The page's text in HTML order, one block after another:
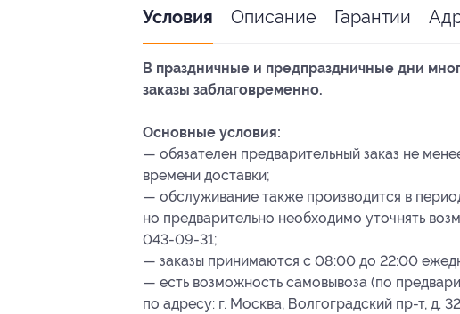
Условия Описание Гарантии
В праздничные и предпраздничные дни
заказы заблаговременно.
Основные условия:
— обязателен предварительный заказ не
времени доставки;
— обслуживание также производится в
но предварительно необходимо уточнять
043-09-31;
— заказы принимаются с 08:00 до 22:00
— есть возможность самовывоза (по
по адресу: г. Москва, Волгоградский пр-т, д.